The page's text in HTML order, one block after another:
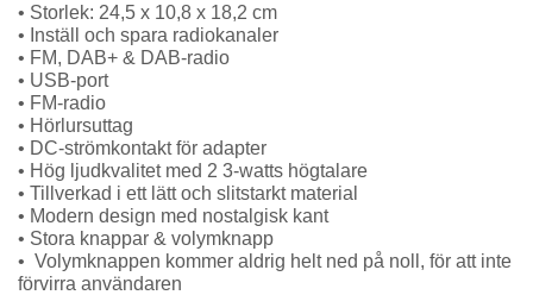
• Storlek: 24,5 x 10,8 x 18,2 cm
• Inställ och spara radiokanaler
• FM, DAB+ & DAB-radio
• USB-port
• FM-radio
• Hörlursuttag
• DC-strömkontakt för adapter
• Hög ljudkvalitet med 2 3-watts högtalare
• Tillverkad i ett lätt och slitstarkt material
• Modern design med nostalgisk kant
• Stora knappar & volymknapp
• Volymknappen kommer aldrig helt ned på noll, för att inte
förvirra användaren